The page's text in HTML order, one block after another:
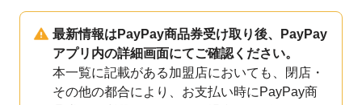
最新情報はPayPay商品券受け取り後、PayPay
アプリ内の詳細画面にてご確認ください。
本一覧に記載がある加盟店においても、閉店・
その他の都合により、お支払い時にPayPay商